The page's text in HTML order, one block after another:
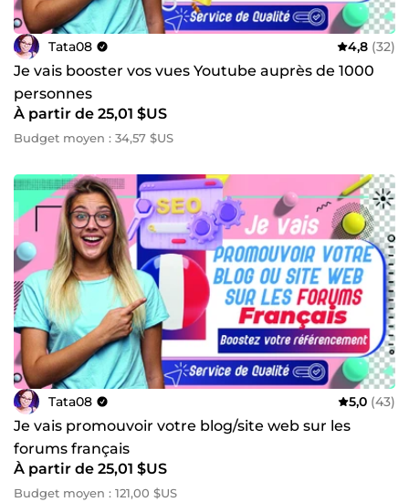
Tata08 4,8 (32)
Je vais booster vos vues Youtube auprès de 1000
personnes
À partir de 25,01 $US
Budget moyen : 34,57 $US
Tata08 5,0 (43)
Je vais promouvoir votre blog/site web sur les
forums français
À partir de 25,01 $US
Budget moyen : 121,00 $US